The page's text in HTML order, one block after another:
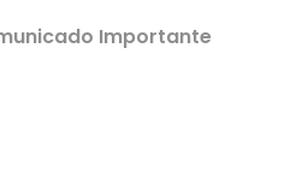
Importante